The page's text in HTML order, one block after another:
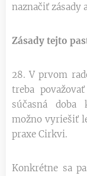
naznačiť zásady
Zásady tejto
28. V prvom
treba
súčasná doba
možno vyriešiť
praxe Cirkvi.
Konkrétne sa